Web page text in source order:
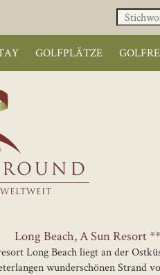
GOLFPLÄTZE
ROUND
Long Beach, A Sun Resort
Long Beach liegt an der
wunderschönen Strand